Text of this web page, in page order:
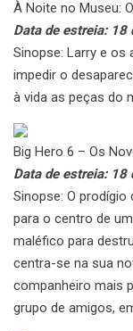
À Noite no Museu:
Data de estreia: 18
Sinopse: Larry e os
impedir o
à vida as peças do
Big Hero 6 – Os
Data de estreia: 18
Sinopse: O
para o centro de
maléfico para
centra-se na sua
companheiro mais
grupo de amigos,